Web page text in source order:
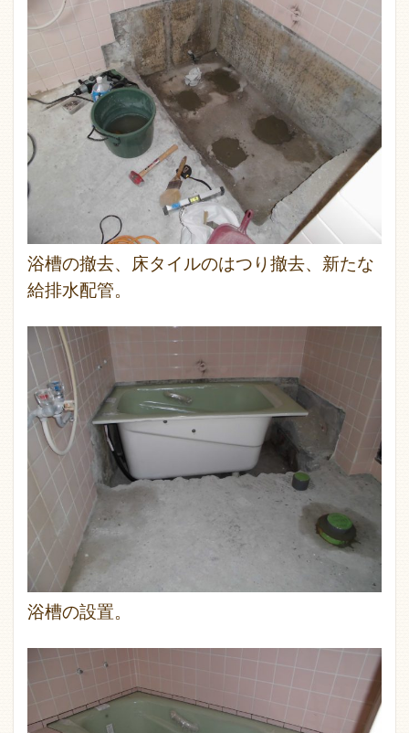
浴槽の撤去、床タイルのはつり撤去、新たな
給排水配管。
浴槽の設置。